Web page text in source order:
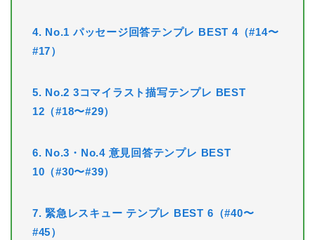
4. No.1 パッセージ回答テンプレ BEST 4（#14〜
#17）
5. No.2 3コマイラスト描写テンプレ BEST
12（#18〜#29）
6. No.3・No.4 意見回答テンプレ BEST
10（#30〜#39）
7. 緊急レスキュー テンプレ BEST 6（#40〜
#45）